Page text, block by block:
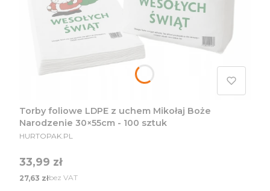
Torby foliowe LDPE z uchem Mikołaj Boże
Narodzenie 30×55cm - 100 sztuk
PRODUCENT
HURTOPAK.PL
Cena
33,99 zł
Cena
27,63 złbez VAT